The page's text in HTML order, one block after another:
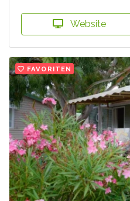
Website
FAVORITEN